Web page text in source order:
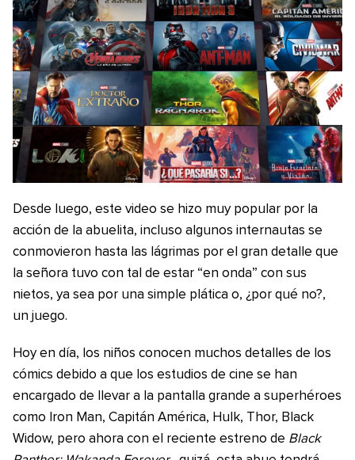
Desde luego, este video se hizo muy popular por la
acción de la abuelita, incluso algunos internautas se
conmovieron hasta las lágrimas por el gran detalle que
la señora tuvo con tal de estar “en onda” con sus
nietos, ya sea por una simple plática o, ¿por qué no?,
un juego.
Hoy en día, los niños conocen muchos detalles de los
cómics debido a que los estudios de cine se han
encargado de llevar a la pantalla grande a superhéroes
como Iron Man, Capitán América, Hulk, Thor, Black
Widow, pero ahora con el reciente estreno de Black